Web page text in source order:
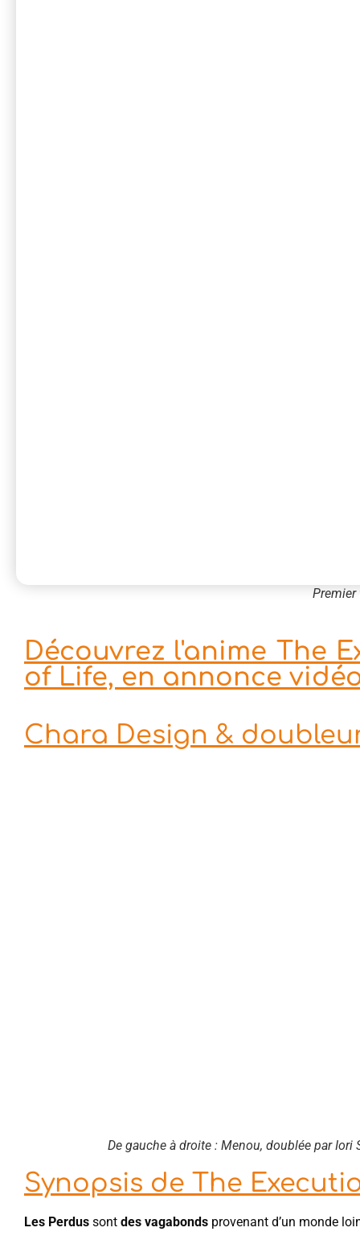
Premier
Découvrez l'anime The
of Life, en annonce
Chara Design &
De gauche à droite : Menou, doublée par
Synopsis de The
Les Perdus sont des vagabonds provenant d’un monde